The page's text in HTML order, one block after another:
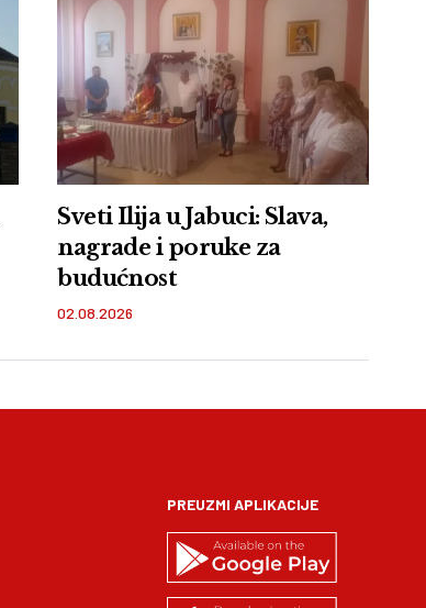
Sveti Ilija u Jabuci: Slava,
nagrade i poruke za
budućnost
02.08.2026
PREUZMI APLIKACIJE